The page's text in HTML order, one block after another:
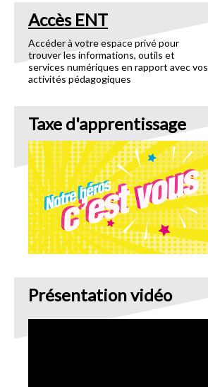
Accès ENT
Accéder à votre espace privé pour
trouver les informations, outils et
services numériques en rapport avec vos
activités pédagogiques
Taxe d'apprentissage
Présentation vidéo